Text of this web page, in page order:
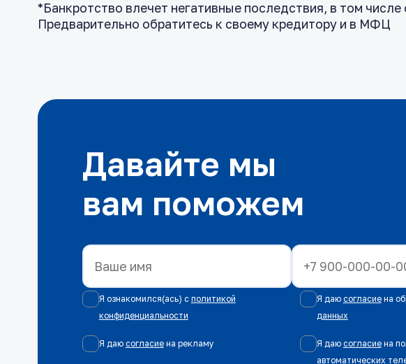
*Банкротство влечет негативные последствия, в том
Предварительно обратитесь к своему кредитору и в МФЦ
Давайте мы
вам поможем
Я ознакомился(ась) с политикой
конфиденциальности
Я даю согласие на
данных
Я даю согласие на рекламу Я даю согласие на
автоматических